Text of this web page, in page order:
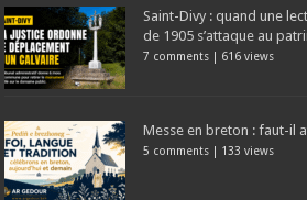
Saint-Divy : quand une
de 1905 s’attaque au
7 comments | 616 views
Messe en breton : faut-il
5 comments | 133 views